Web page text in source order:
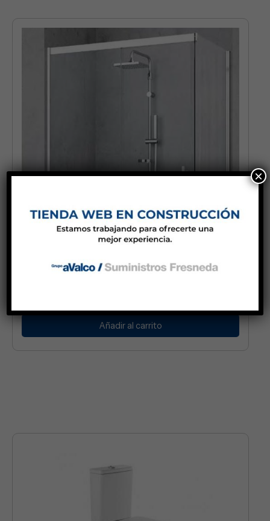
LADO KALI A 76-79 TRANS SIL
Añadir al carrito
×